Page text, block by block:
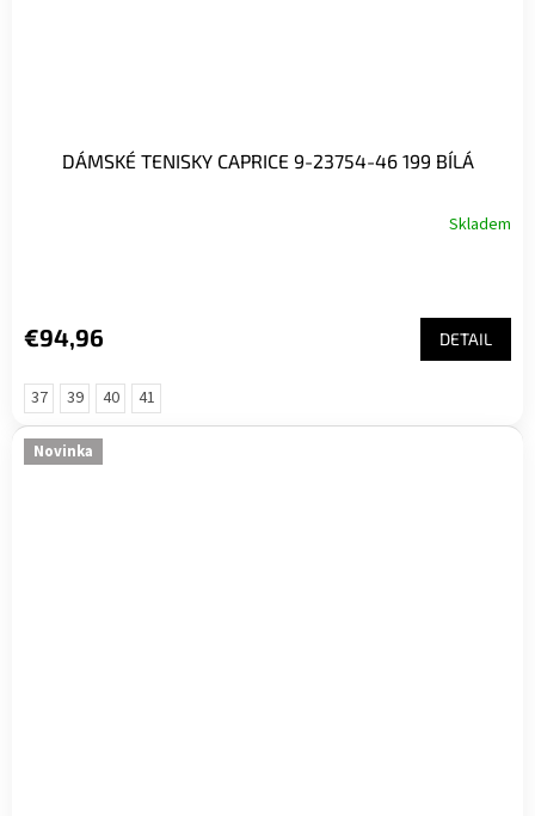
DÁMSKÉ TENISKY CAPRICE 9-23754-46 199 BÍLÁ
Skladem
€94,96 DETAIL
37 39 40 41
Novinka